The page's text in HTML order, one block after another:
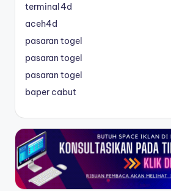
terminal4d
aceh4d
pasaran togel
pasaran togel
pasaran togel
baper cabut